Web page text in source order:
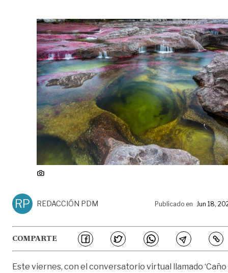
RP REDACCIÓN PDM Publicado en Jun 18,
COMPARTE
Este viernes, con el conversatorio virtual llamado ‘Caño